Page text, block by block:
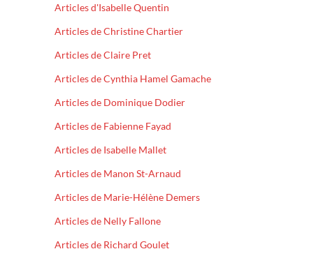
Articles d'Isabelle Quentin
Articles de Christine Chartier
Articles de Claire Pret
Articles de Cynthia Hamel Gamache
Articles de Dominique Dodier
Articles de Fabienne Fayad
Articles de Isabelle Mallet
Articles de Manon St-Arnaud
Articles de Marie-Hélène Demers
Articles de Nelly Fallone
Articles de Richard Goulet